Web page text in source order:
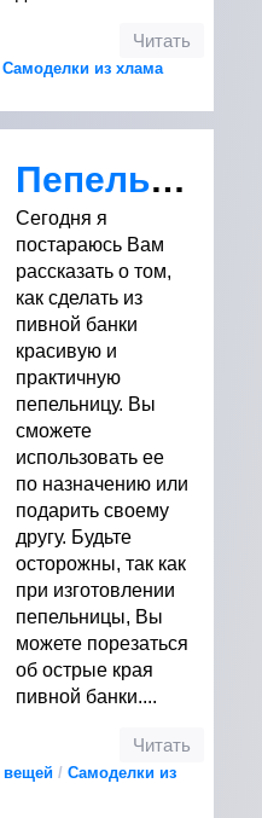
Читать
Самоделки из хлама
Пепельница из жестяной банки
Сегодня я
постараюсь Вам
рассказать о том,
как сделать из
пивной банки
красивую и
практичную
пепельницу. Вы
сможете
использовать ее
по назначению или
подарить своему
другу. Будьте
осторожны, так как
при изготовлении
пепельницы, Вы
можете порезаться
об острые края
пивной банки....
Читать
вещей / Самоделки из